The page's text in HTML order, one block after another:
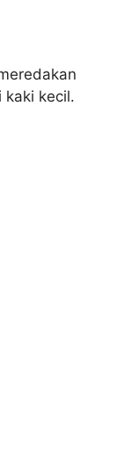
kaki kecil.